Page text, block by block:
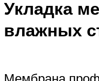
Укладка
влажных